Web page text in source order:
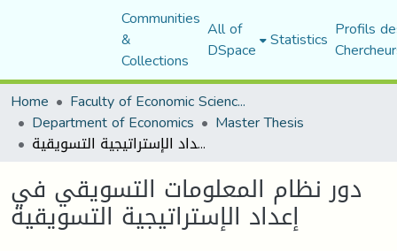
Communities
&
Collections
All of
DSpace Statistics Profils
Home
Faculty of Economic Sciences, Commerce and Management Sciences
Department of Economics Master Thesis
دور نظام المعلومات التسويقي في إعداد الإستراتيجية التسويقية
دور نظام المعلومات التسويقي في
إعداد الإستراتيجية التسويقية